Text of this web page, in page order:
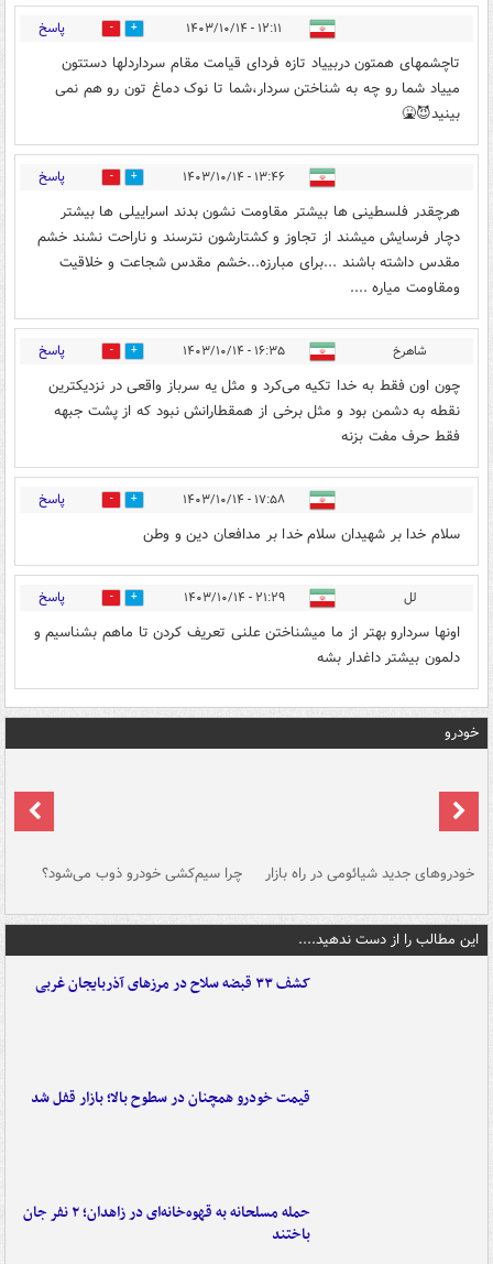
۱۲:۱۱ - ۱۴۰۳/۱۰/۱۴ 18 پاسخ
تاچشمهای همتون دربییاد تازه فردای قیامت مقام سرداردلها دستتون
مییاد شما رو چه به شناختن سردار،شما تا نوک دماغ تون رو هم نمی
بینید😈🤮
۱۳:۴۶ - ۱۴۰۳/۱۰/۱۴ 0 پاسخ
هرچقدر فلسطینی ها بیشتر مقاومت نشون بدند اسراییلی ها بیشتر
دچار فرسایش میشند از تجاوز و کشتارشون نترسند و ناراحت نشند خشم
مقدس داشته باشند ...برای مبارزه...خشم مقدس شجاعت و خلاقیت
ومقاومت میاره ....
شاهرخ ۱۶:۳۵ - ۱۴۰۳/۱۰/۱۴ 2 پاسخ
چون اون فقط به خدا تکیه می‌کرد و مثل یه سرباز واقعی در نزدیکترین
نقطه به دشمن بود و مثل برخی از همقطارانش نبود که از پشت جبهه
فقط حرف مفت بزنه
۱۷:۵۸ - ۱۴۰۳/۱۰/۱۴ 2 پاسخ
سلام خدا بر شهیدان سلام خدا بر مدافعان دین و وطن
لل ۲۱:۲۹ - ۱۴۰۳/۱۰/۱۴ 2 پاسخ
اونها سردارو بهتر از ما میشناختن علنی تعریف کردن تا ماهم بشناسیم و
دلمون بیشتر داغدار بشه
خودرو
خودروهای جدید شیائومی در راه بازار چرا سیم‌کشی خودرو ذوب می‌شود؟
این مطالب را از دست ندهید....
کشف ۳۳ قبضه سلاح در مرزهای آذربایجان غربی
قیمت خودرو همچنان در سطوح بالا؛ بازار قفل شد
حمله مسلحانه به قهوه‌خانه‌ای در زاهدان؛ ۲ نفر جان
باختند